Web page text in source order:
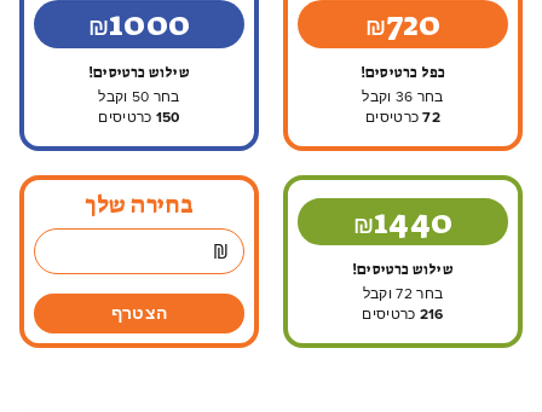
720
₪
כפל כרטיסים!
בחר 36 וקבל
72כרטיסים
1000
₪
שילוש כרטיסים!
בחר 50 וקבל
150
1440
₪
שילוש כרטיסים!
בחר 72 וקבל
216 כרטיסים
בחירה שלך
הצטרף